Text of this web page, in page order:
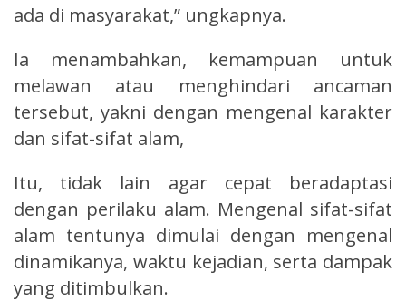
ada di masyarakat,” ungkapnya.
Ia menambahkan, kemampuan untuk
melawan atau menghindari ancaman
tersebut, yakni dengan mengenal karakter
dan sifat-sifat alam,
Itu, tidak lain agar cepat beradaptasi
dengan perilaku alam. Mengenal sifat-sifat
alam tentunya dimulai dengan mengenal
dinamikanya, waktu kejadian, serta dampak
yang ditimbulkan.